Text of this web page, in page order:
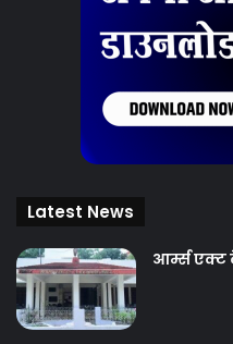
Latest News
आर्म्स एक्ट